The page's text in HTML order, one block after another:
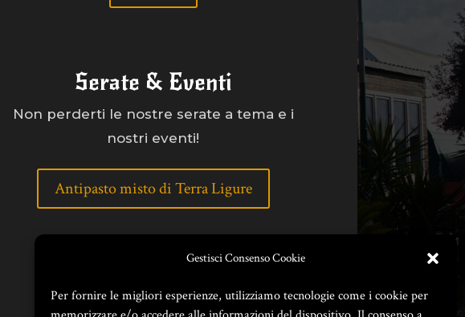
Gestisci Consenso Cookie
Per fornire le migliori esperienze, utilizziamo tecnologie come i cookie per
Serate & Eventi
Non perderti le nostre serate a tema e i
nostri eventi!
Antipasto misto di Terra Ligure